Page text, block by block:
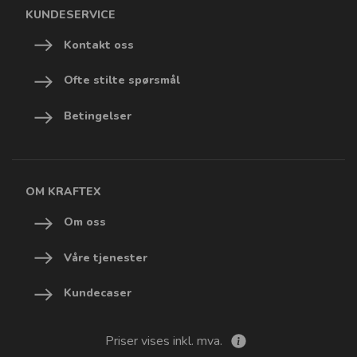
KUNDESERVICE
Kontakt oss
Ofte stilte spørsmål
Betingelser
OM KRAFTEX
Om oss
Våre tjenester
Kundecaser
Priser vises inkl. mva.